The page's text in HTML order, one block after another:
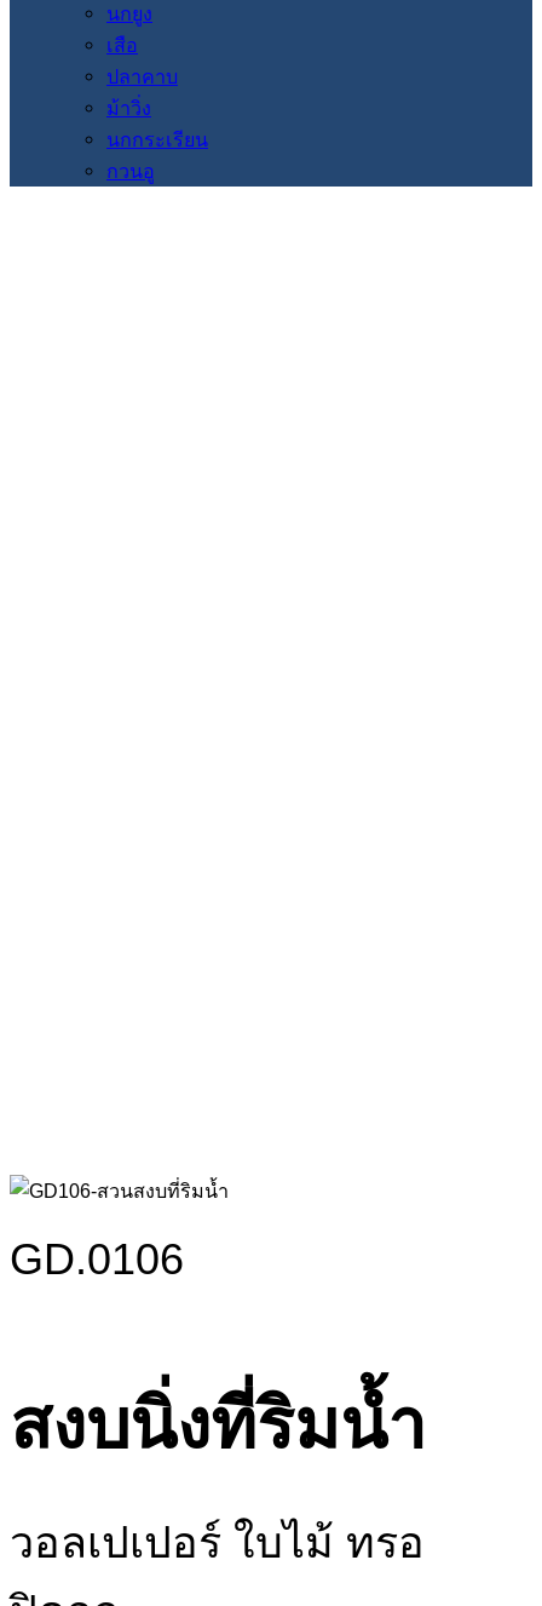
นกยูง
เสือ
ปลาคาบ
ม้าวิ่ง
นกกระเรียน
กวนอู
GD.0106
สงบนิ่งที่ริมน้ำ
วอลเปเปอร์ ใบไม้ ทรอ